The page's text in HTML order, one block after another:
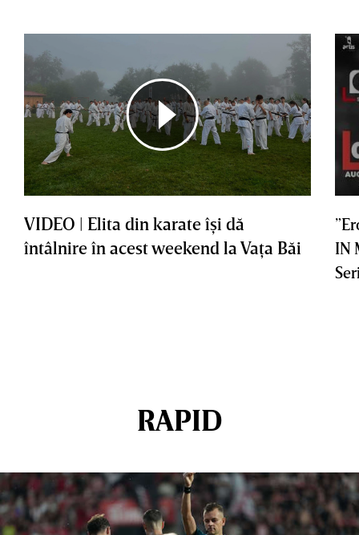
VIDEO | Elita din karate îşi dă
întâlnire în acest weekend la Vaţa Băi
IN
RAPID